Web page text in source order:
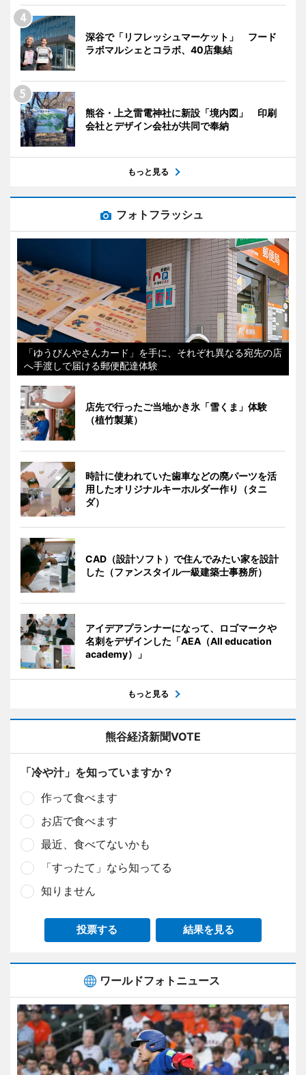
深谷で「リフレッシュマーケット」 フード
ラボマルシェとコラボ、40店集結
熊谷・上之雷電神社に新設「境内図」 印刷
会社とデザイン会社が共同で奉納
もっと見る
フォトフラッシュ
「ゆうびんやさんカード」を手に、それぞれ異なる宛先の店
へ手渡しで届ける郵便配達体験
店先で行ったご当地かき氷「雪くま」体験
（植竹製菓）
時計に使われていた歯車などの廃パーツを活
用したオリジナルキーホルダー作り（タニ
ダ）
CAD（設計ソフト）で住んでみたい家を設計
した（ファンスタイル一級建築士事務所）
アイデアプランナーになって、ロゴマークや
名刺をデザインした「AEA（All education
academy）」
もっと見る
熊谷経済新聞VOTE
「冷や汁」を知っていますか？
作って食べます
お店で食べます
最近、食べてないかも
「すったて」なら知ってる
知りません
投票する 結果を見る
ワールドフォトニュース